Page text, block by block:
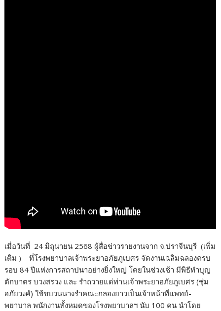
เมื่อวันที่ 24 มิถุนายน 2568 ผู้สื่อข่าวรายงานจาก จ.ปราจีนบุรี (เพิ่ม
เติม ) ที่โรงพยาบาลเจ้าพระยาอภัยภูเบศร จัดงานเฉลิมฉลองครบ
รอบ 84 ปีแห่งการสถาปนาอย่างยิ่งใหญ่ โดยในช่วงเช้า มีพิธีทำบุญ
ตักบาตร บวงสรวง และ รำถวายแด่ท่านเจ้าพระยาอภัยภูเบศร (ชุ่ม
อภัยวงศ์) ใช้ขบวนนางรำคณะกลองยาวเป็นเจ้าหน้าที่แพทย์-
พยาบาล พนักงานทั้งหมดของโรงพยาบาลฯ นับ 100 คน นำโดย